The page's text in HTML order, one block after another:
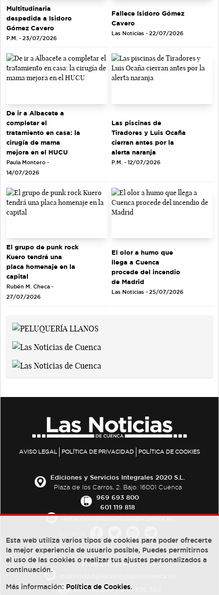
Multitudinaria
despedida a Isidoro
Gómez Cavero
P.M. - 23/07/2026
Fallece Isidoro Gómez
Cavero
Las Noticias - 22/07/2026
De ir a Albacete a
completar el
tratamiento en casa: la
cirugía de mama
mejora en el HUCU
Paula Montero -
14/07/2026
Las piscinas de
Tiradores y Luis Ocaña
cierran antes por la
alerta naranja
P.M. - 12/07/2026
El grupo de punk rock
Kuero tendrá una
placa homenaje en la
capital
Rubén M. Checa -
27/07/2026
El olor a humo que
llega a Cuenca
procede del incendio
de Madrid
Las Noticias - 25/07/2026
AVISO LEGAL POLÍTICA DE PRIVACIDAD POLÍTICA DE COOKIES
Ediciones y Servicios Integrales 2020 S.L.
Plaza de los Carros, 2. Bajo. 16001 Cuenca
969 693 800
601 119 818
PUBLICIDAD:
684 126 573/670 726 392
Esta web utiliza varios tipos de cookies para poder ofrecerte
la mejor experiencia de usuario posible, Puedes permitirnos
el uso de las cookies o realizar tus ajustes personalizados a
continuación.
Más información: Política de Cookies.